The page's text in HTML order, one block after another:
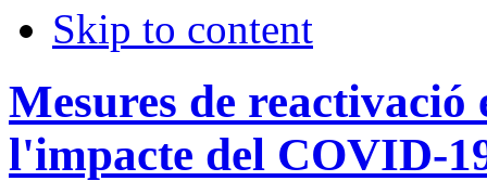
Skip to content
Mesures de
l'impacte del COVID-